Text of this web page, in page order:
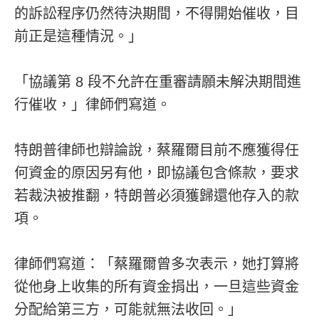
的訴訟程序仍然待決期間，不得開始催收，目
前正是這種情況。」
「協議第 8 段不允許在重審請願未解決期間進
行催收，」律師們寫道。
特朗普律師也辯論說，蔡羅爾目前不應獲得任
何資金的原因另有他，即協議包含條款，要求
若裁決被推翻，特朗普必須獲歸還他存入的款
項。
律師們寫道：「蔡羅爾曾多次表示，她打算將
從他身上收集的所有資金捐出，一旦這些資金
分配給第三方，可能就無法收回。」